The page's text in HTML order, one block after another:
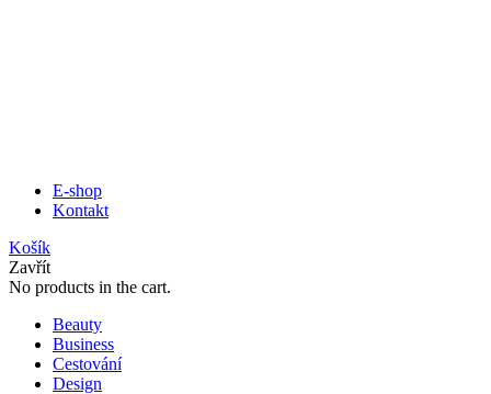
E-shop
Kontakt
Košík
Zavřít
No products in the cart.
Beauty
Business
Cestování
Design